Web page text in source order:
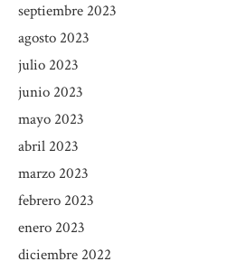
septiembre 2023
agosto 2023
julio 2023
junio 2023
mayo 2023
abril 2023
marzo 2023
febrero 2023
enero 2023
diciembre 2022